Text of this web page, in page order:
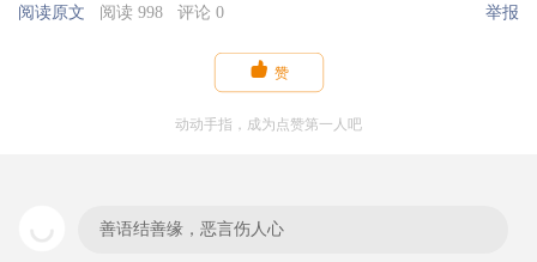
阅读原文 阅读 998 评论 0 举报
 赞
动动手指，成为点赞第一人吧
善语结善缘，恶言伤人心